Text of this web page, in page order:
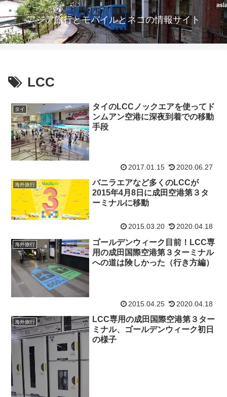
アジア旅行とモバイルとネコの情報サイト
LCC
タイ
タイのLCCノックエアを使ってド
ンムアン空港に深夜到着での移動
手段
2017.01.15 2020.06.27
海外旅行
バニラエアなど多くのLCCが
2015年4月8日に成田空港第３タ
ーミナルに移動
2015.03.20 2020.04.18
海外旅行
ゴールデンウィーク目前！LCC専
用の成田国際空港第３ターミナル
への道は険しかった（行き方編）
2015.04.25 2020.04.18
海外旅行
LCC専用の成田国際空港第３ター
ミナル、ゴールデンウィーク初日
の様子